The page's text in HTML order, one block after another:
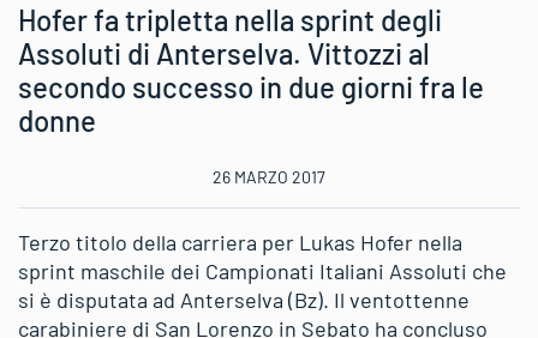
Hofer fa tripletta nella sprint degli
Assoluti di Anterselva. Vittozzi al
secondo successo in due giorni fra le
donne
26 MARZO 2017
Terzo titolo della carriera per Lukas Hofer nella
sprint maschile dei Campionati Italiani Assoluti che
si è disputata ad Anterselva (Bz). Il ventottenne
carabiniere di San Lorenzo in Sebato ha concluso